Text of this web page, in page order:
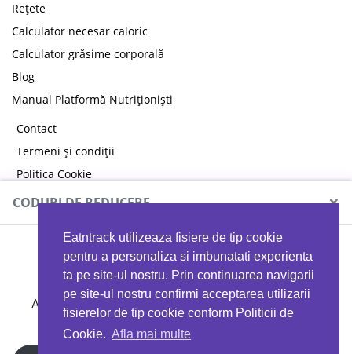
Eatntrack utilizeaza fisiere de tip cookie
pentru a personaliza si imbunatati experienta
ta pe site-ul nostru. Prin continuarea navigarii
pe site-ul nostru confirmi acceptarea utilizarii
fisierelor de tip cookie conform Politicii de
Cookie. Afla mai multe
Rețete
Calculator necesar caloric
Calculator grăsime corporală
Blog
Manual Platformă Nutriționiști
Contact
Termeni și condiții
Politica Cookie
Politica de confidențialitate
CODURI DE REDUCERE ×
MYPROTEIN
Ai 40%reducere la orice comandă folosind codul
EATTRACK